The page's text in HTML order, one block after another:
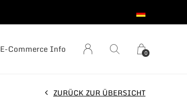
E-Commerce Info 0
ZURÜCK ZUR ÜBERSICHT